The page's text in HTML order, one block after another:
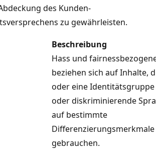
des Kunden-
zu gewährleisten.
Beschreibung
Hass und
beziehen sich auf Inhalte,
oder eine
oder diskriminierende
auf bestimmte
gebrauchen.